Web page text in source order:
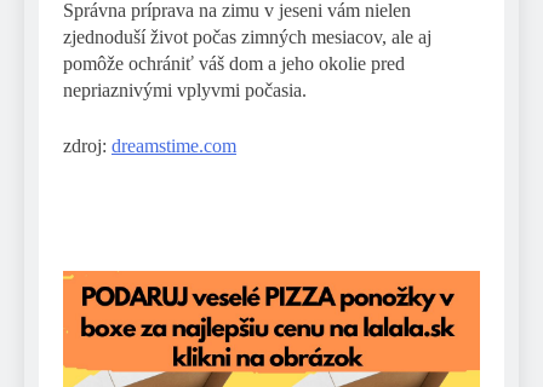
Správna príprava na zimu v jeseni vám nielen
zjednoduší život počas zimných mesiacov, ale aj
pomôže ochrániť váš dom a jeho okolie pred
nepriaznivými vplyvmi počasia.
zdroj: dreamstime.com